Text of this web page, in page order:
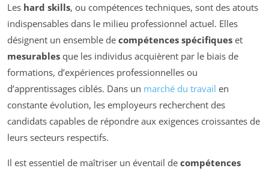
Les hard skills, ou compétences techniques, sont des atouts
indispensables dans le milieu professionnel actuel. Elles
désignent un ensemble de compétences spécifiques et
mesurables que les individus acquièrent par le biais de
formations, d’expériences professionnelles ou
d’apprentissages ciblés. Dans un marché du travail en
constante évolution, les employeurs recherchent des
candidats capables de répondre aux exigences croissantes de
leurs secteurs respectifs.
Il est essentiel de maîtriser un éventail de compétences